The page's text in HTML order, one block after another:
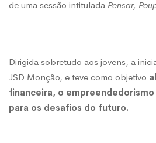
e
de uma sessão intitulada Pensar,
Dirigida sobretudo aos jovens, a
JSD Monção, e teve como objetivo
financeira, o
para os desafios do futuro.